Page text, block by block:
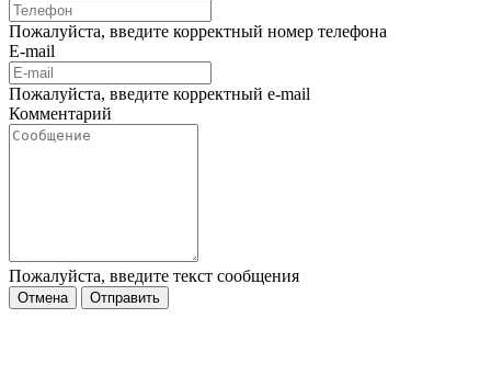
Пожалуйста, введите корректный номер телефона
E-mail
Пожалуйста, введите корректный e-mail
Комментарий
Пожалуйста, введите текст сообщения
Отмена Отправить